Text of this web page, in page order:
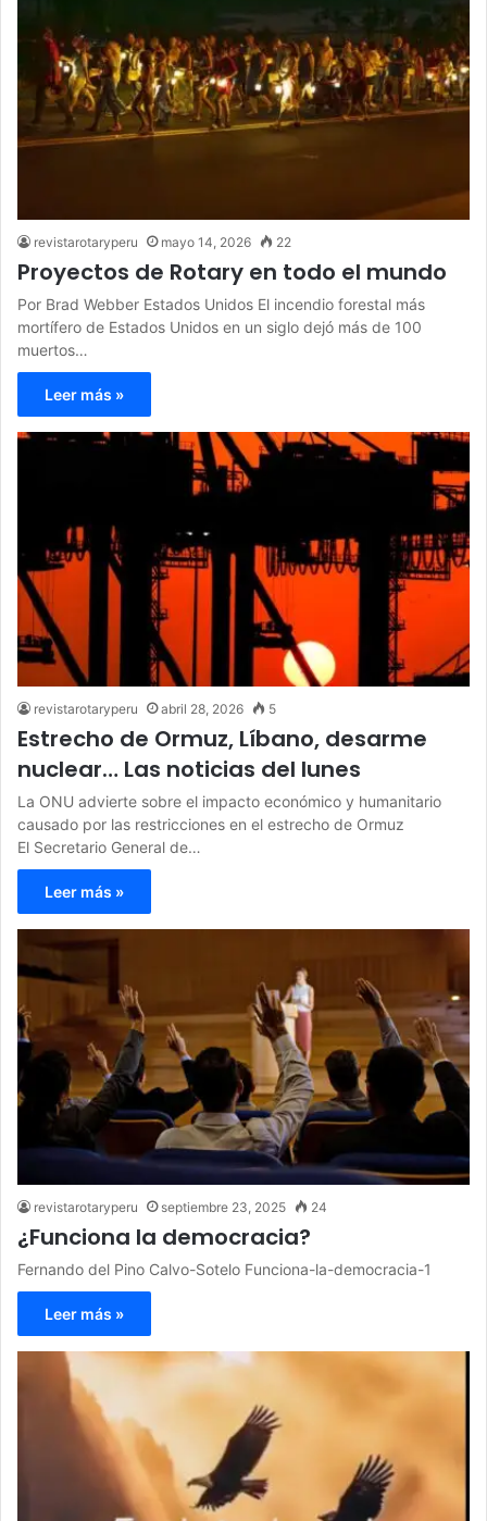
revistarotaryperu mayo 14, 2026 22
Proyectos de Rotary en todo el mundo
Por Brad Webber Estados Unidos El incendio forestal más
mortífero de Estados Unidos en un siglo dejó más de 100
muertos…
Leer más »
revistarotaryperu abril 28, 2026 5
Estrecho de Ormuz, Líbano, desarme
nuclear… Las noticias del lunes
La ONU advierte sobre el impacto económico y humanitario
causado por las restricciones en el estrecho de Ormuz
El Secretario General de…
Leer más »
revistarotaryperu septiembre 23, 2025 24
¿Funciona la democracia?
Fernando del Pino Calvo-Sotelo Funciona-la-democracia-1
Leer más »